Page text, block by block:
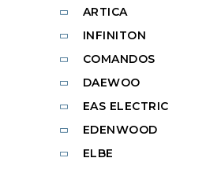
ARTICA
INFINITON
COMANDOS
DAEWOO
EAS ELECTRIC
EDENWOOD
ELBE